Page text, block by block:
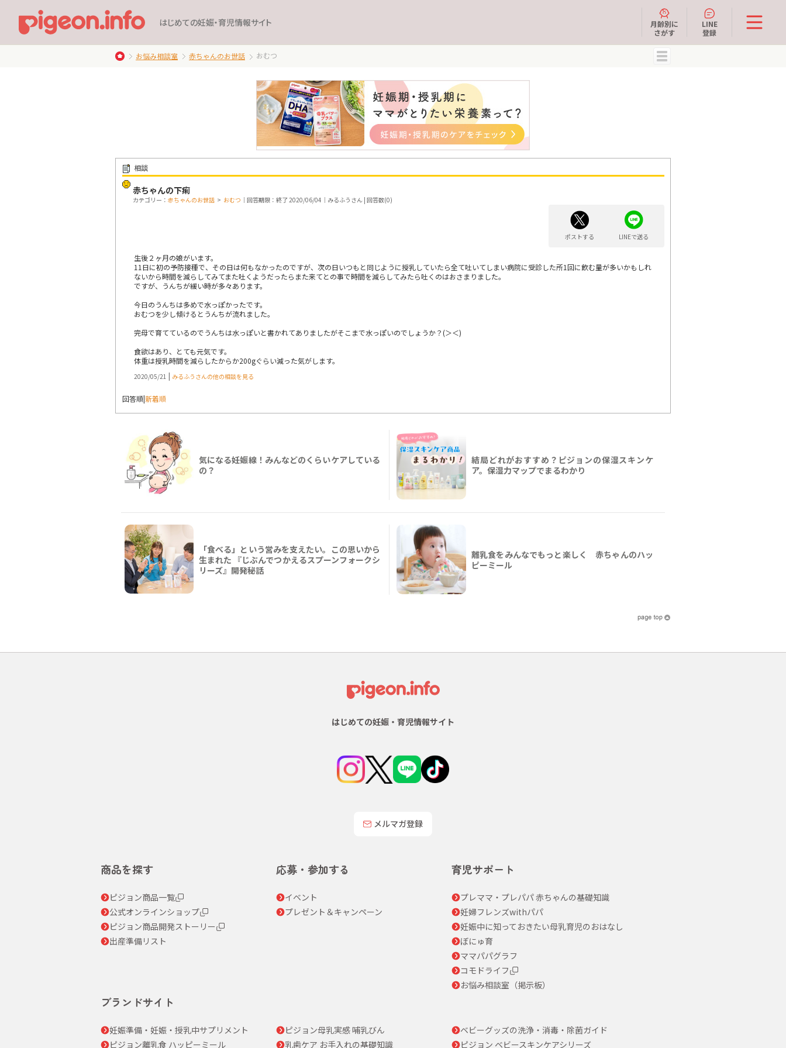
はじめての妊娠・育児情報サイト
月齢別に
さがす
LINE
登録
お悩み相談室 赤ちゃんのお世話 おむつ
相談
赤ちゃんの下痢
カテゴリー： 赤ちゃんのお世話 > おむつ ｜回答期限：終了 2020/06/04｜みるふうさん | 回答数(0)
ポストする LINEで送る
生後２ヶ月の娘がいます。
11日に初の予防接種で、その日は何もなかったのですが、次の日いつもと同じように授乳していたら全て吐いてしまい病院に受診した所1回に飲む量が多いかもしれ
ないから時間を減らしてみてまた吐くようだったらまた来てとの事で時間を減らしてみたら吐くのはおさまりました。
ですが、うんちが緩い時が多々あります。
今日のうんちは多めで水っぽかったです。
おむつを少し傾けるとうんちが流れました。
完母で育てているのでうんちは水っぽいと書かれてありましたがそこまで水っぽいのでしょうか？(＞＜)
食欲はあり、とても元気です。
体重は授乳時間を減らしたからか200gぐらい減った気がします。
2020/05/21 | みるふうさんの他の相談を見る
回答順|新着順
気になる妊娠線！みんなどのくらいケアしている
の？
結局どれがおすすめ？ピジョンの保湿スキンケ
ア。保湿力マップでまるわかり
「食べる」という営みを支えたい。この思いから
生まれた 『じぶんでつかえるスプーンフォークシ
リーズ』開発秘話
離乳食をみんなでもっと楽しく 赤ちゃんのハッ
ピーミール
はじめての妊娠・育児情報サイト
メルマガ登録
商品を探す
ピジョン商品一覧
公式オンラインショップ
ピジョン商品開発ストーリー
出産準備リスト
応募・参加する
イベント
プレゼント＆キャンペーン
育児サポート
プレママ・プレパパ 赤ちゃんの基礎知識
妊婦フレンズwithパパ
妊娠中に知っておきたい母乳育児のおはなし
ぼにゅ育
ママパパグラフ
コモドライフ
お悩み相談室（掲示板）
ブランドサイト
妊娠準備・妊娠・授乳中サプリメント ピジョン母乳実感 哺乳びん
ベビーグッズの洗浄・消毒・除菌ガイド
ピジョン離乳食 ハッピーミール
乳歯ケア お手入れの基礎知識 ピジョン ベビースキンケアシリーズ